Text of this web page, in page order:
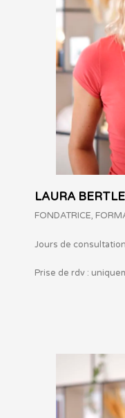
LAURA
FONDATRICE,
Jours de
Prise de rdv :